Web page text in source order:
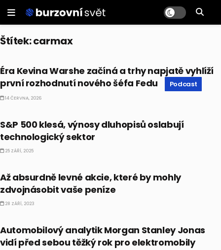
Štítek:carmax
Éra Kevina Warshe začíná a trhy napjatě vyhlíží
první rozhodnutí nového šéfa Fedu
Podcast
14 ČERVNA, 2026
S&P 500 klesá, výnosy dluhopisů oslabují
technologický sektor
25 ZÁŘÍ, 2025
Až absurdně levné akcie, které by mohly
zdvojnásobit vaše peníze
28 ZÁŘÍ, 2023
Automobilový analytik Morgan Stanley Jonas
vidí před sebou těžký rok pro elektromobily